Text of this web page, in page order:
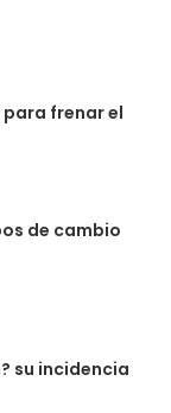
para frenar el
de cambio
su incidencia